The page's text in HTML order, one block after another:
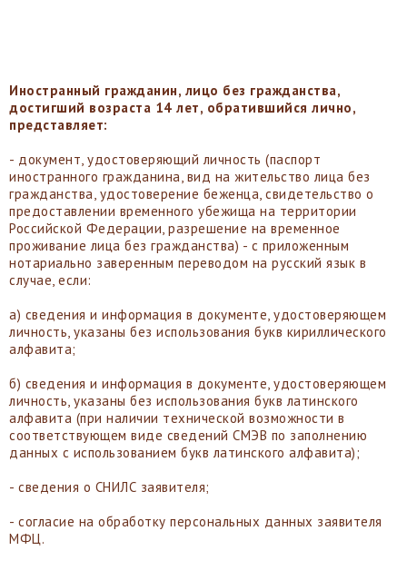
Иностранный гражданин, лицо без гражданства,
достигший возраста 14 лет, обратившийся лично,
представляет:
- документ, удостоверяющий личность (паспорт
иностранного гражданина, вид на жительство лица без
гражданства, удостоверение беженца, свидетельство о
предоставлении временного убежища на территории
Российской Федерации, разрешение на временное
проживание лица без гражданства) - с приложенным
нотариально заверенным переводом на русский язык в
случае, если:
а) сведения и информация в документе, удостоверяющем
личность, указаны без использования букв кириллического
алфавита;
б) сведения и информация в документе, удостоверяющем
личность, указаны без использования букв латинского
алфавита (при наличии технической возможности в
соответствующем виде сведений СМЭВ по заполнению
данных с использованием букв латинского алфавита);
- сведения о СНИЛС заявителя;
- согласие на обработку персональных данных заявителя
МФЦ.